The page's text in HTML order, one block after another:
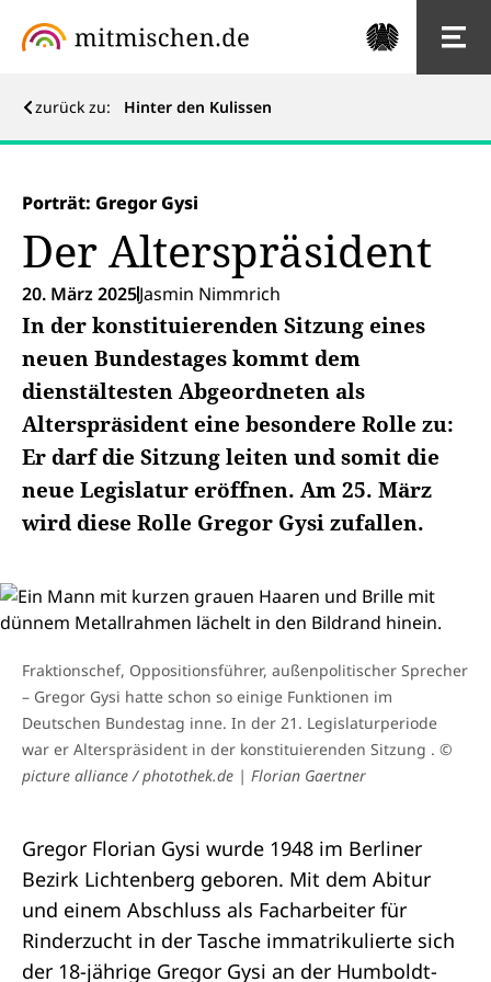
zurück zu: Hinter den Kulissen
Porträt: Gregor Gysi
Der Alterspräsident
20. März 2025Jasmin Nimmrich
In der konstituierenden Sitzung eines
neuen Bundestages kommt dem
dienstältesten Abgeordneten als
Alterspräsident eine besondere Rolle zu:
Er darf die Sitzung leiten und somit die
neue Legislatur eröffnen. Am 25. März
wird diese Rolle Gregor Gysi zufallen.
Fraktionschef, Oppositionsführer, außenpolitischer Sprecher
– Gregor Gysi hatte schon so einige Funktionen im
Deutschen Bundestag inne. In der 21. Legislaturperiode
war er Alterspräsident in der konstituierenden Sitzung . ©
picture alliance / photothek.de | Florian Gaertner
Gregor Florian Gysi wurde 1948 im Berliner
Bezirk Lichtenberg geboren. Mit dem Abitur
und einem Abschluss als Facharbeiter für
Rinderzucht in der Tasche immatrikulierte sich
der 18-jährige Gregor Gysi an der Humboldt-